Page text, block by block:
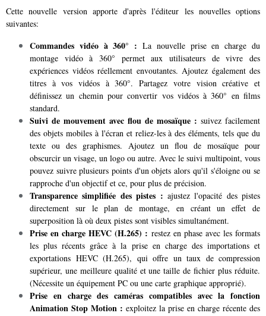
Cette nouvelle version apporte d'après l'éditeur les nouvelles options
suivantes:
Commandes vidéo à 360° : La nouvelle prise en charge du
montage vidéo à 360° permet aux utilisateurs de vivre des
expériences vidéos réellement envoutantes. Ajoutez également des
titres à vos vidéos à 360°. Partagez votre vision créative et
définissez un chemin pour convertir vos vidéos à 360° en films
standard.
Suivi de mouvement avec flou de mosaïque : suivez facilement
des objets mobiles à l'écran et reliez-les à des éléments, tels que du
texte ou des graphismes. Ajoutez un flou de mosaïque pour
obscurcir un visage, un logo ou autre. Avec le suivi multipoint, vous
pouvez suivre plusieurs points d'un objets alors qu'il s'éloigne ou se
rapproche d'un objectif et ce, pour plus de précision.
Transparence simplifiée des pistes : ajustez l'opacité des pistes
directement sur le plan de montage, en créant un effet de
superposition là où deux pistes sont visibles simultanément.
Prise en charge HEVC (H.265) : restez en phase avec les formats
les plus récents grâce à la prise en charge des importations et
exportations HEVC (H.265), qui offre un taux de compression
supérieur, une meilleure qualité et une taille de fichier plus réduite.
(Nécessite un équipement PC ou une carte graphique approprié).
Prise en charge des caméras compatibles avec la fonction
Animation Stop Motion : exploitez la prise en charge récente des